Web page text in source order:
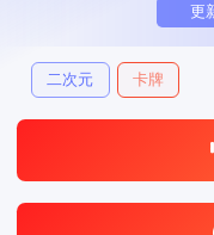
更
二次元 卡牌